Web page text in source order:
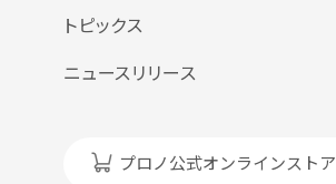
トピックス
ニュースリリース
プロノ公式オンラインストア